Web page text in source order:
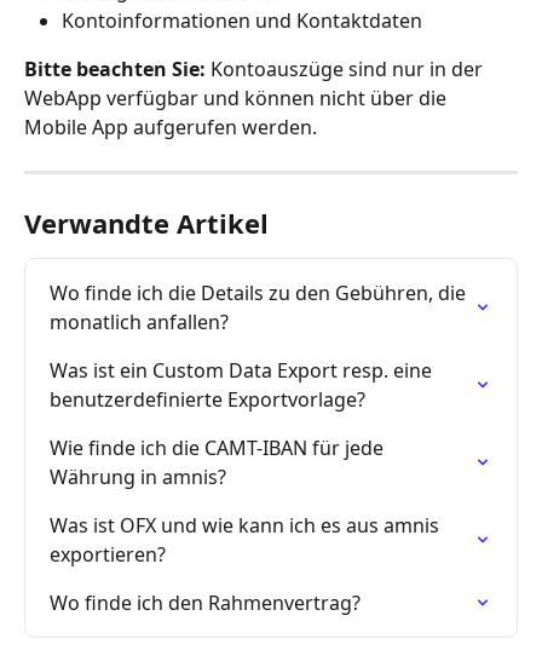
Kontoinformationen und Kontaktdaten
Bitte beachten Sie: Kontoauszüge sind nur in der
WebApp verfügbar und können nicht über die
Mobile App aufgerufen werden.
Verwandte Artikel
Wo finde ich die Details zu den Gebühren, die
monatlich anfallen?
Was ist ein Custom Data Export resp. eine
benutzerdefinierte Exportvorlage?
Wie finde ich die CAMT-IBAN für jede
Währung in amnis?
Was ist OFX und wie kann ich es aus amnis
exportieren?
Wo finde ich den Rahmenvertrag?